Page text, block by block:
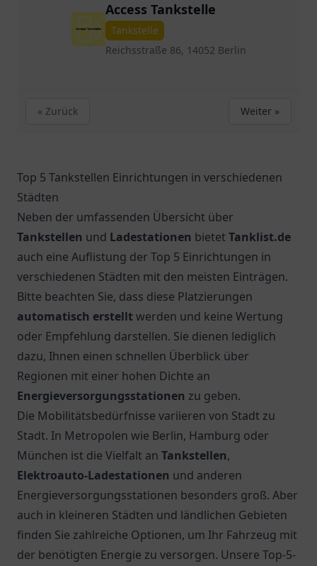
Access Tankstelle
Tankstelle
Reichsstraße 86, 14052 Berlin
« Zurück Weiter »
Top 5 Tankstellen Einrichtungen in verschiedenen
Städten
Neben der umfassenden Übersicht über
Tankstellen und Ladestationen bietet Tanklist.de
auch eine Auflistung der Top 5 Einrichtungen in
verschiedenen Städten mit den meisten Einträgen.
Bitte beachten Sie, dass diese Platzierungen
automatisch erstelltwerden und keine Wertung
oder Empfehlung darstellen. Sie dienen lediglich
dazu, Ihnen einen schnellen Überblick über
Regionen mit einer hohen Dichte an
Energieversorgungsstationen zu geben.
Die Mobilitätsbedürfnisse variieren von Stadt zu
Stadt. In Metropolen wie Berlin, Hamburg oder
München ist die Vielfalt an Tankstellen,
Elektroauto-Ladestationen und anderen
Energieversorgungsstationen besonders groß. Aber
auch in kleineren Städten und ländlichen Gebieten
finden Sie zahlreiche Optionen, um Ihr Fahrzeug mit
der benötigten Energie zu versorgen. Unsere Top-5-